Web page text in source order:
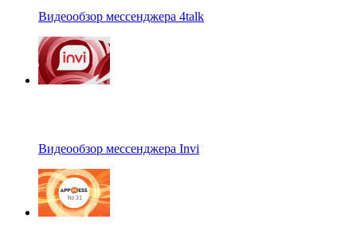
Видеообзор мессенджера 4talk
Видеообзор мессенджера Invi